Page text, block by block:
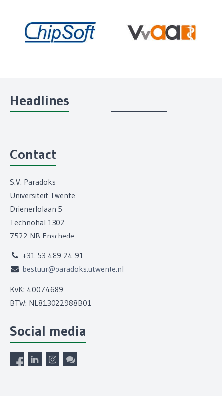
Headlines
Contact
S.V. Paradoks
Universiteit Twente
Drienerlolaan 5
Technohal 1302
7522 NB Enschede
+31 53 489 24 91
bestuur@paradoks.utwente.nl
KvK: 40074689
BTW: NL813022988B01
Social media